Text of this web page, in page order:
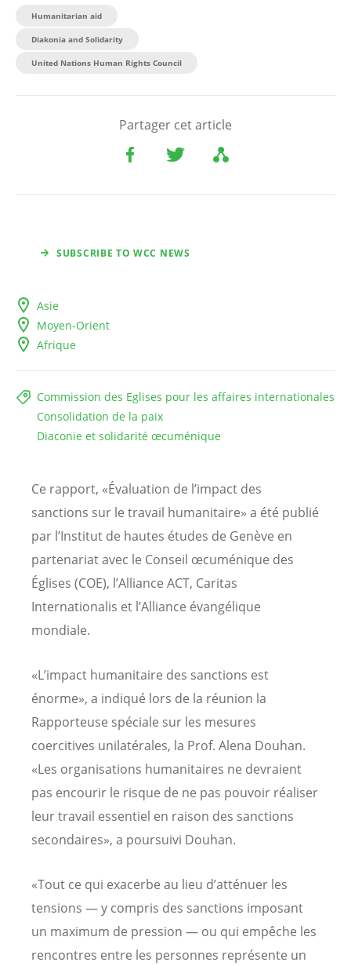
Humanitarian aid
Diakonia and Solidarity
United Nations Human Rights Council
Partager cet article
SUBSCRIBE TO WCC NEWS
Asie
Moyen-Orient
Afrique
Commission des Eglises pour les affaires internationales
Consolidation de la paix
Diaconie et solidarité œcuménique
Ce rapport, «Évaluation de l’impact des
sanctions sur le travail humanitaire» a été publié
par l’Institut de hautes études de Genève en
partenariat avec le Conseil œcuménique des
Églises (COE), l’Alliance ACT, Caritas
Internationalis et l’Alliance évangélique
mondiale.
«L’impact humanitaire des sanctions est
énorme», a indiqué lors de la réunion la
Rapporteuse spéciale sur les mesures
coercitives unilatérales, la Prof. Alena Douhan.
«Les organisations humanitaires ne devraient
pas encourir le risque de ne pas pouvoir réaliser
leur travail essentiel en raison des sanctions
secondaires», a poursuivi Douhan.
«Tout ce qui exacerbe au lieu d’atténuer les
tensions — y compris des sanctions imposant
un maximum de pression — ou qui empêche les
rencontres entre les personnes représente un